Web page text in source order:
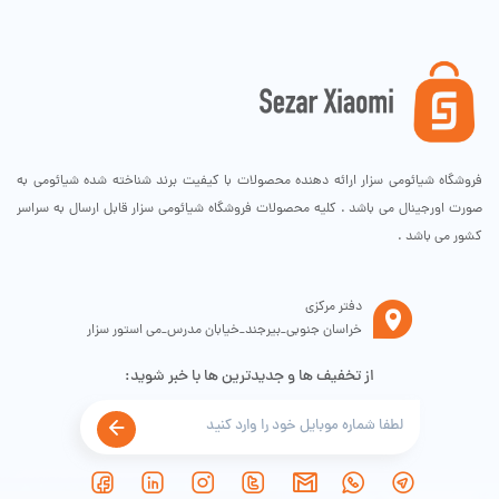
فروشگاه شیائومی سزار ارائه دهنده محصولات با کیفیت برند شناخته شده شیائومی به
صورت اورجینال می باشد . کلیه محصولات فروشگاه شیائومی سزار قابل ارسال به سراسر
کشور می باشد .
دفتر مرکزی
خراسان جنوبی_بیرجند_خیابان مدرس_می استور سزار
از تخفیف ها و جدیدترین ها با خبر شوید: